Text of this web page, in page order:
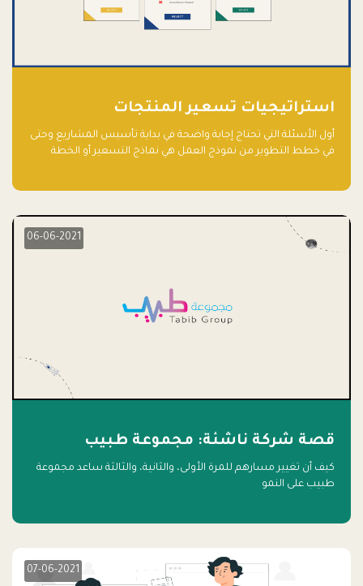
استراتيجيات تسعير المنتجات
أول الأسئلة التي تحتاج إجابة واضحة في بداية تأسيس المشاريع وحتى
في خطط التطوير من نموذج العمل هي نماذج التسعير أو الخطة
06-06-2021
قصة شركة ناشئة: مجموعة طبيب
كيف أن تغيير مسارهم للمرة الأولى، والثانية، والثالثة ساعد مجموعة
طبيب على النمو
07-06-2021